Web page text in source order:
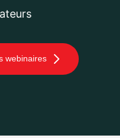
webinaires